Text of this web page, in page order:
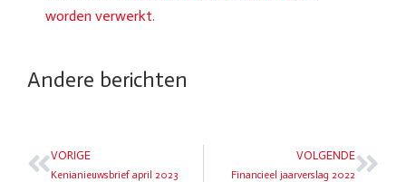
worden verwerkt.
Andere berichten
VORIGE
Kenianieuwsbrief april 2023
VOLGENDE
Financieel jaarverslag 2022